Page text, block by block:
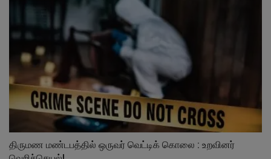
திருமண மண்டபத்தில் ஒருவர் வெட்டிக் கொலை : உறவினர்